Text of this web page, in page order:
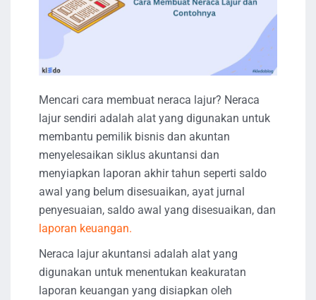
Mencari cara membuat neraca lajur? Neraca
lajur sendiri adalah alat yang digunakan untuk
membantu pemilik bisnis dan akuntan
menyelesaikan siklus akuntansi dan
menyiapkan laporan akhir tahun seperti saldo
awal yang belum disesuaikan, ayat jurnal
penyesuaian, saldo awal yang disesuaikan, dan
laporan keuangan.
Neraca lajur akuntansi adalah alat yang
digunakan untuk menentukan keakuratan
laporan keuangan yang disiapkan oleh